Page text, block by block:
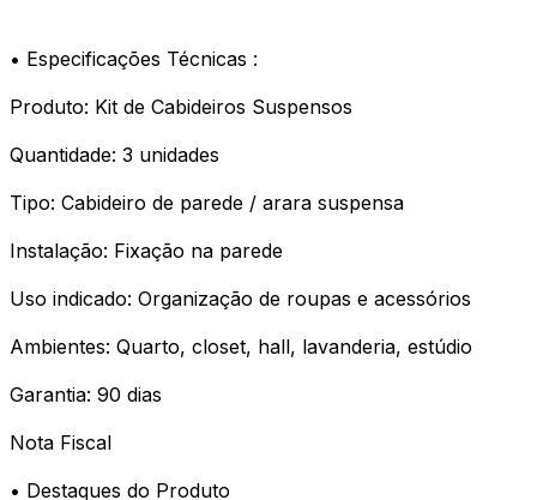
• Especificações Técnicas :
Produto: Kit de Cabideiros Suspensos
Quantidade: 3 unidades
Tipo: Cabideiro de parede / arara suspensa
Instalação: Fixação na parede
Uso indicado: Organização de roupas e acessórios
Ambientes: Quarto, closet, hall, lavanderia, estúdio
Garantia: 90 dias
Nota Fiscal
• Destaques do Produto